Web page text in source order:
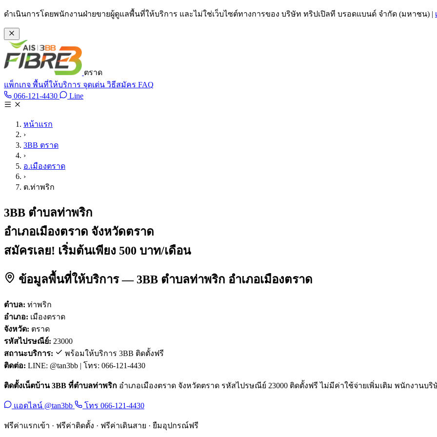
ข้ามไปเนื้อหาหลัก
ดำเนินการโดยพนักงานฝ่ายขายผู้ดูแลพื้นที่ให้บริการ และไม่ใช่เว็บไซต์ทางการของ บริษัท ทริปเปิลที บรอดแบนด์ จำกัด (มหาชน) |
ตราด
แพ็กเกจ พื้นที่ให้บริการ จุดเด่น วิธีสมัคร FAQ
066-121-4430 โทร 066-121-4430
LineLine @tan3bb
หน้าแรก
›
3BB ตราด
›
อ.เมืองตราด
›
ต.ท่าพริก
3BB ตำบลท่าพริก
อำเภอเมืองตราด จังหวัดตราด
สมัครเลย! เริ่มต้นเพียง 500 บาท/เดือน
ข้อมูลพื้นที่ให้บริการ — 3BB ตำบลท่าพริก อำเภอเมืองตราด
ตำบล: ท่าพริก
อำเภอ: เมืองตราด
จังหวัด: ตราด
รหัสไปรษณีย์: 23000
สถานะบริการ:
พร้อมให้บริการ 3BB ติดตั้งฟรี
ติดต่อ: LINE: @tan3bb | โทร: 066-121-4430
ติดตั้งเน็ตบ้าน 3BB ที่ตำบลท่าพริก อำเภอเมืองตราด จังหวัดตราด รหัสไปรษณีย์ 23000 ติดตั้งฟรี ไม่มีค่าใช้จ่ายเพิ่มเติม พนักงานบ
แอดไลน์ @tan3bb โทร 066-121-4430
ฟรีค่าแรกเข้า · ฟรีค่าติดตั้ง · ฟรีค่าเดินสาย · ยืมอุปกรณ์ฟรี